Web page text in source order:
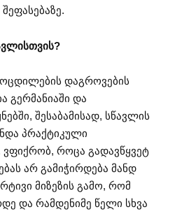
დაგროვების
გერმანიაში და
შესაბამისად, სწავლის
პრაქტიკული
როცა გადავწყვეტ
არ გამიჭირდება მანდ
მიზეზის გამო, რომ
და რამდენიმე წელი სხვა